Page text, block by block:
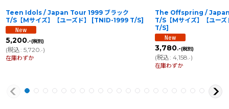
Teen Idols / Japan Tour 1999 ブラック
T/S【Mサイズ】【ユーズド】
[TNID-1999 T/S]
5,200.-(税別)
(税込: 5,720 .-)
在庫わずか
The Offspring / Japan
T/S【Mサイズ】【ユーズ
T/S]
3,780.-(税別)
(税込: 4,158 .-)
在庫わずか